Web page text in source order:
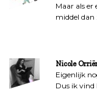
Maar als er
middel dan
Nicole
Eigenlijk
Dus ik vind